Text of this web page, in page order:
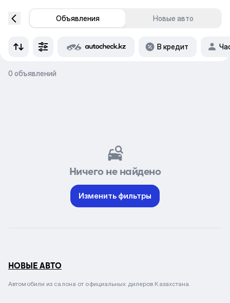
Объявления Новые авто
В кредит
0 объявлений
Ничего не найдено
Изменить фильтры
НОВЫЕ АВТО
Автомобили из салона от официальных дилеров Казахстана.